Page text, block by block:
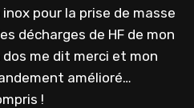
pour la prise de masse
décharges de HF de mon
dos me dit merci et mon
amélioré…
!